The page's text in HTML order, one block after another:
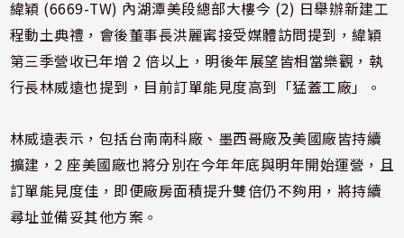
緯穎 (6669-TW) 內湖潭美段總部大樓今 (2) 日舉辦新建工
程動土典禮，會後董事長洪麗寗接受媒體訪問提到，緯穎
第三季營收已年增 2 倍以上，明後年展望皆相當樂觀，執
行長林威遠也提到，目前訂單能見度高到「猛蓋工廠」。
林威遠表示，包括台南南科廠、墨西哥廠及美國廠皆持續
擴建，2 座美國廠也將分別在今年年底與明年開始運營，且
訂單能見度佳，即便廠房面積提升雙倍仍不夠用，將持續
尋址並備妥其他方案。